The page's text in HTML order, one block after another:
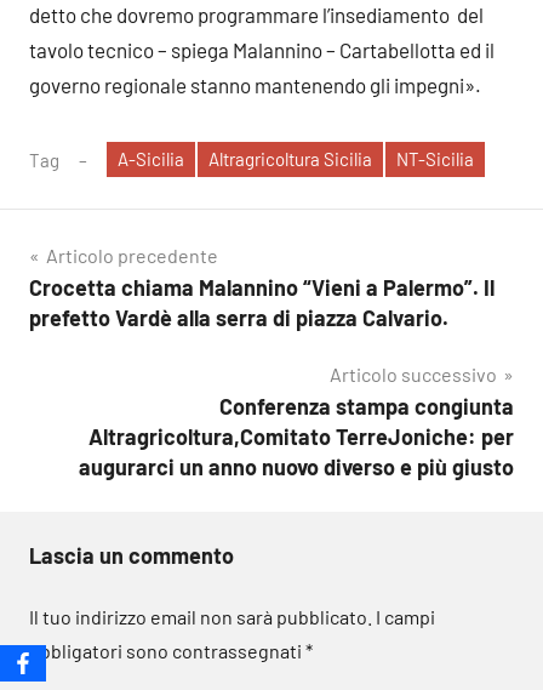
detto che dovremo programmare l’insediamento del
tavolo tecnico – spiega Malannino – Cartabellotta ed il
governo regionale stanno mantenendo gli impegni».
Tag A-Sicilia Altragricoltura Sicilia NT-Sicilia
Navigazione
articoli
Articolo precedente
Crocetta chiama Malannino “Vieni a Palermo”. Il
prefetto Vardè alla serra di piazza Calvario.
Articolo successivo
Conferenza stampa congiunta
Altragricoltura,Comitato TerreJoniche: per
augurarci un anno nuovo diverso e più giusto
Lascia un commento
Il tuo indirizzo email non sarà pubblicato. I campi
obbligatori sono contrassegnati *